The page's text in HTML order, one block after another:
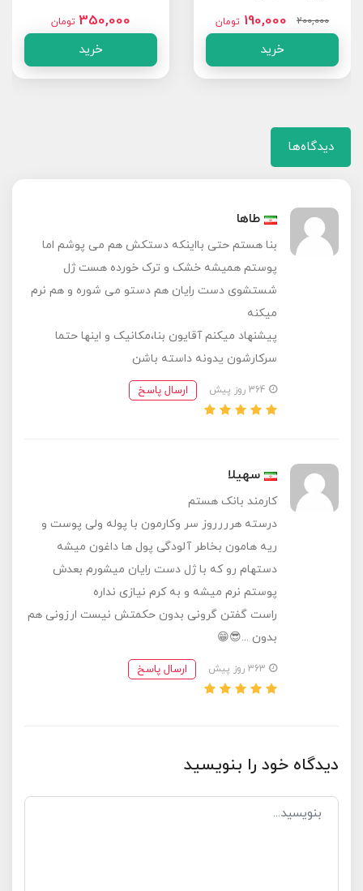
200,000
190,000 تومان
خرید
350,000 تومان
خرید
دیدگاه‌ها
طاها
بنا هستم حتی بااینکه دستکش هم می پوشم اما
پوستم همیشه خشک و ترک خورده هست ژل
شستشوی دست رایان هم دستو می شوره و هم نرم
میکنه
پیشنهاد میکنم آقایون بنا،مکانیک و اینها حتما
سرکارشون یدونه داسته باشن
ارسال پاسخ
سهیلا
کارمند بانک هستم
درسته هرررروز سر وکارمون با پوله ولی پوست و
ریه‌ هامون بخاطر آلودگی پول ها داغون میشه
دستهام رو که با ژل دست رایان میشورم بعدش
پوستم نرم میشه و به کرم نیازی نداره
راست گفتن گرونی بدون حکمتش نیست ارزونی هم
بدون ...😎😁
ارسال پاسخ
دیدگاه خود را بنویسید